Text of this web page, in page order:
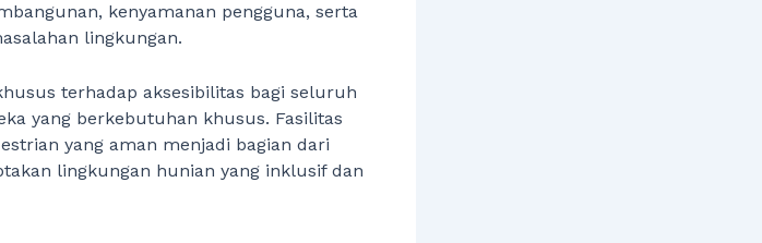
kenyamanan pengguna, serta
lingkungan.
terhadap aksesibilitas bagi seluruh
yang berkebutuhan khusus. Fasilitas
yang aman menjadi bagian dari
lingkungan hunian yang inklusif dan